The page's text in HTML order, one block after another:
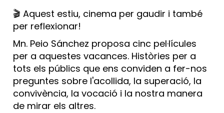
🎬 Aquest estiu, cinema per gaudir i també
per reflexionar!
Mn. Peio Sánchez proposa cinc pel·lícules
per a aquestes vacances. Històries per a
tots els públics que ens conviden a fer-nos
preguntes sobre l'acollida, la superació, la
convivència, la vocació i la nostra manera
de mirar els altres.